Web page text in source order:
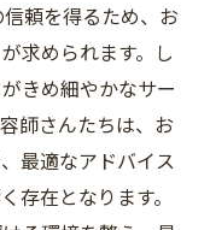
頼を得るため、お
求められます。し
きめ細やかなサー
師さんたちは、お
最適なアドバイス
存在となります。